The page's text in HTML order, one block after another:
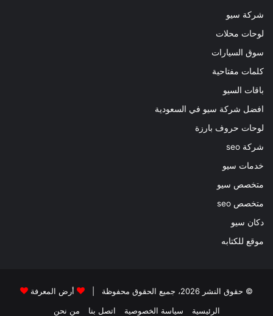
شركة سيو
لوحات محلات
سوق السيارات
كلمات مفتاحية
باقات السيو
افضل شركة سيو في السعودية
لوحات حروف بارزة
شركة seo
خدمات سيو
متخصص سيو
متخصص seo
دكان سيو
موقع للكتابه
© حقوق النشر 2026، جميع الحقوق محفوظة |
أرض المعرفة
الرئيسية
سياسة الخصوصية اتصل بنا من نحن